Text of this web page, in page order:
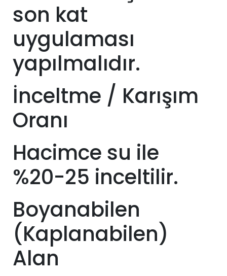
son kat
uygulaması
yapılmalıdır.
İnceltme / Karışım
Oranı
Hacimce su ile
%20-25 inceltilir.
Boyanabilen
(Kaplanabilen)
Alan